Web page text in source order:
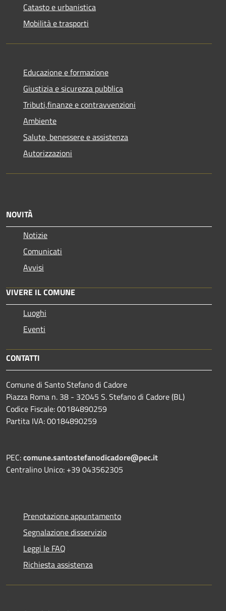
Catasto e urbanistica
Mobilità e trasporti
Educazione e formazione
Giustizia e sicurezza pubblica
Tributi,finanze e contravvenzioni
Ambiente
Salute, benessere e assistenza
Autorizzazioni
NOVITÀ
Notizie
Comunicati
Avvisi
VIVERE IL COMUNE
Luoghi
Eventi
CONTATTI
Comune di Santo Stefano di Cadore
Piazza Roma n. 38 - 32045 S. Stefano di Cadore (BL)
Codice Fiscale: 00184890259
Partita IVA: 00184890259
PEC:comune.santostefanodicadore@pec.it
Centralino Unico: +39 043562305
Prenotazione appuntamento
Segnalazione disservizio
Leggi le FAQ
Richiesta assistenza